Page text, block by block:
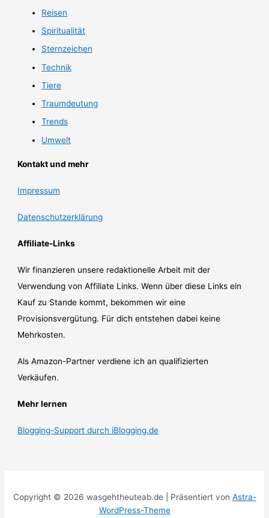
Reisen
Spiritualität
Sternzeichen
Technik
Tiere
Traumdeutung
Trends
Umwelt
Kontakt und mehr
Impressum
Datenschutzerklärung
Affiliate-Links
Wir finanzieren unsere redaktionelle Arbeit mit der
Verwendung von Affiliate Links. Wenn über diese Links ein
Kauf zu Stande kommt, bekommen wir eine
Provisionsvergütung. Für dich entstehen dabei keine
Mehrkosten.
Als Amazon-Partner verdiene ich an qualifizierten
Verkäufen.
Mehr lernen
Blogging-Support durch iBlogging.de
Copyright © 2026 wasgehtheuteab.de | Präsentiert von Astra-
WordPress-Theme